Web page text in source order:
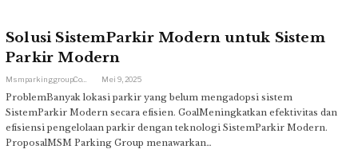
Solusi SistemParkir Modern untuk Sistem
Parkir Modern
Mei 9, 2025
ProblemBanyak lokasi parkir yang belum mengadopsi sistem
SistemParkir Modern secara efisien. GoalMeningkatkan efektivitas dan
efisiensi pengelolaan parkir dengan teknologi SistemParkir Modern.
ProposalMSM Parking Group menawarkan…